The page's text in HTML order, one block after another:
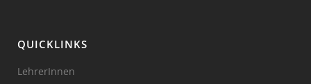
QUICKLINKS
LehrerInnen